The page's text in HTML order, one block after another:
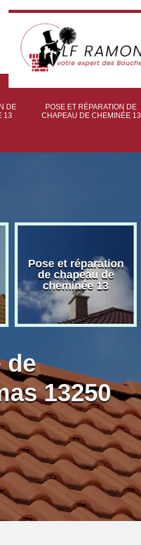
DE
13
POSE ET RÉPARATION DE
CHAPEAU DE CHEMINÉE 13
Pose et réparation
de chapeau de
cheminée 13
de
13250